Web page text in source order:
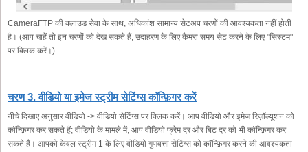
CameraFTP की क्लाउड सेवा के साथ, अधिकांश सामान्य सेटअप चरणों की आवश्यकता नहीं होती
है। (आप चाहें तो इन चरणों को देख सकते हैं, उदाहरण के लिए कैमरा समय सेट करने के लिए "सिस्टम"
पर क्लिक करें।)
चरण 3. वीडियो या इमेज स्ट्रीम सेटिंग्स कॉन्फ़िगर करें
नीचे दिखाए अनुसार वीडियो -> वीडियो सेटिंग्स पर क्लिक करें। आप वीडियो और इमेज रिज़ॉल्यूशन को
कॉन्फ़िगर कर सकते हैं; वीडियो के मामले में, आप वीडियो फ्रेम दर और बिट दर को भी कॉन्फ़िगर कर
सकते हैं। आपको केवल स्ट्रीम 1 के लिए वीडियो गुणवत्ता सेटिंग्स को कॉन्फ़िगर करने की आवश्यकता